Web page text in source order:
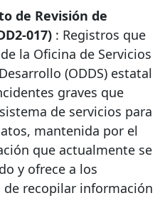
de Revisión de
017) : Registros que
la Oficina de Servicios
(ODDS) estatal
graves que
de servicios para
mantenida por el
que actualmente se
y ofrece a los
recopilar información